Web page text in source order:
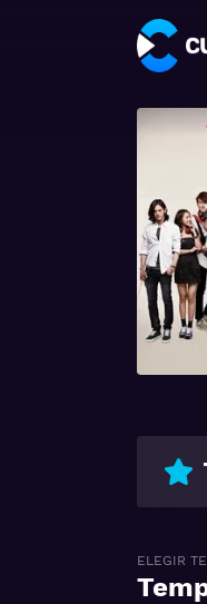
ELEGIR